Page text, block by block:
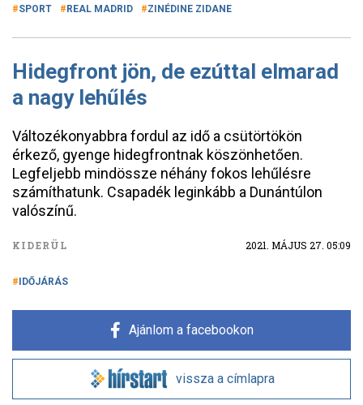
SPORT REAL MADRID ZINÉDINE ZIDANE
Hidegfront jön, de ezúttal elmarad
a nagy lehűlés
Változékonyabbra fordul az idő a csütörtökön
érkező, gyenge hidegfrontnak köszönhetően.
Legfeljebb mindössze néhány fokos lehűlésre
számíthatunk. Csapadék leginkább a Dunántúlon
valószínű.
KIDERÜL 2021. MÁJUS 27. 05:09
IDŐJÁRÁS
Ajánlom a facebookon
vissza a címlapra